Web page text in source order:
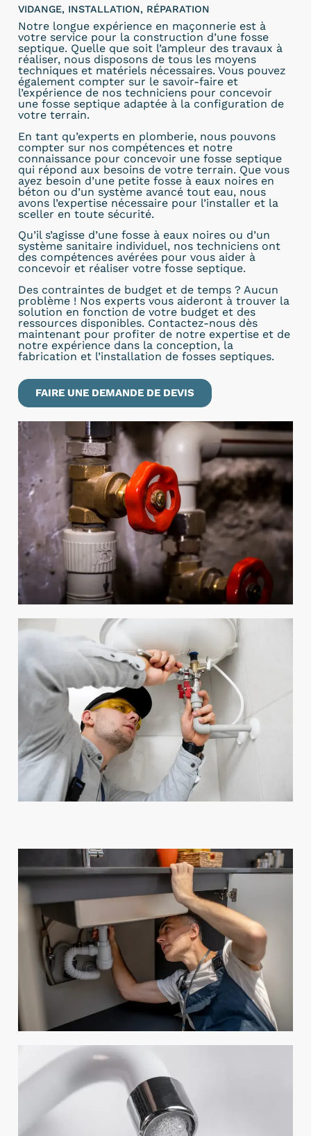
VIDANGE, INSTALLATION, RÉPARATION
Notre longue expérience en maçonnerie est à
votre service pour la construction d’une fosse
septique. Quelle que soit l’ampleur des travaux à
réaliser, nous disposons de tous les moyens
techniques et matériels nécessaires. Vous pouvez
également compter sur le savoir-faire et
l’expérience de nos techniciens pour concevoir
une fosse septique adaptée à la configuration de
votre terrain.
En tant qu’experts en plomberie, nous pouvons
compter sur nos compétences et notre
connaissance pour concevoir une fosse septique
qui répond aux besoins de votre terrain. Que vous
ayez besoin d’une petite fosse à eaux noires en
béton ou d’un système avancé tout eau, nous
avons l’expertise nécessaire pour l’installer et la
sceller en toute sécurité.
Qu’il s’agisse d’une fosse à eaux noires ou d’un
système sanitaire individuel, nos techniciens ont
des compétences avérées pour vous aider à
concevoir et réaliser votre fosse septique.
Des contraintes de budget et de temps ? Aucun
problème ! Nos experts vous aideront à trouver la
solution en fonction de votre budget et des
ressources disponibles. Contactez-nous dès
maintenant pour profiter de notre expertise et de
notre expérience dans la conception, la
fabrication et l’installation de fosses septiques.
FAIRE UNE DEMANDE DE DEVIS